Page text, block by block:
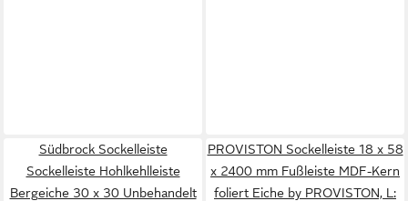
Südbrock Sockelleiste
Sockelleiste Hohlkehlleiste
Bergeiche 30 x 30 Unbehandelt
PROVISTON Sockelleiste 18 x 58
x 2400 mm Fußleiste MDF-Kern
foliert Eiche by PROVISTON, L: